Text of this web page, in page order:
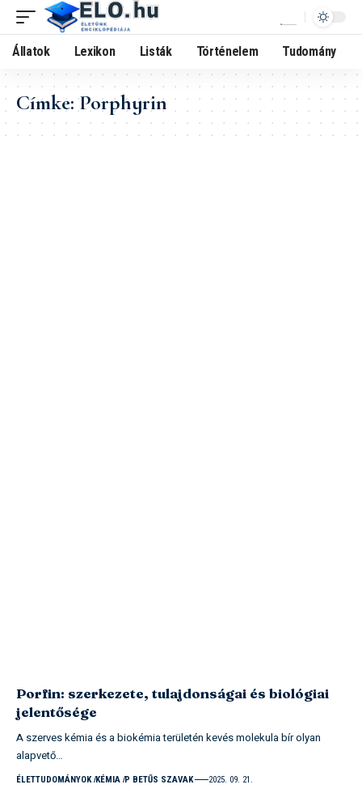
Állatok Lexikon Listák Történelem Tudomány
Címke:Porphyrin
Porfin: szerkezete, tulajdonságai és biológiai
jelentősége
A szerves kémia és a biokémia területén kevés molekula bír olyan
alapvető…
ÉLETTUDOMÁNYOK KÉMIA P BETŰS SZAVAK 2025. 09. 21.